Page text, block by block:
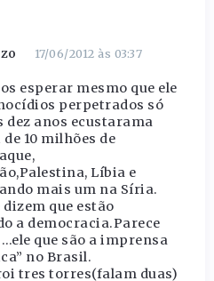
17/06/2012 às 03:37
esperar mesmo que ele
perpetrados só
dez anos ecustarama
10 milhões de
Líbia e
mais um na Síria.
dizem que estão
a democracia.Parece
que são a imprensa
no Brasil.
tres torres(falam duas)